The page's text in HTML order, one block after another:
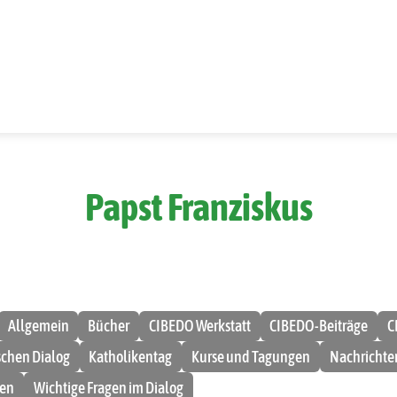
Papst Franziskus
Allgemein Bücher CIBEDO Werkstatt CIBEDO-Beiträge
Dialog
Katholikentag Kurse und Tagungen
Wichtige Fragen im Dialog